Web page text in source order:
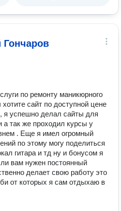
Гончаров
по ремонту маникюрного
сайт по доступной цене
я успешно делал сайты для
а так же проходил курсы у
. Еще я имел огромный
по этому могу поделиться
гитара и тд ну и бонусом я
вам нужен постоянный
делает свою работу это
от которых я сам отдыхаю в